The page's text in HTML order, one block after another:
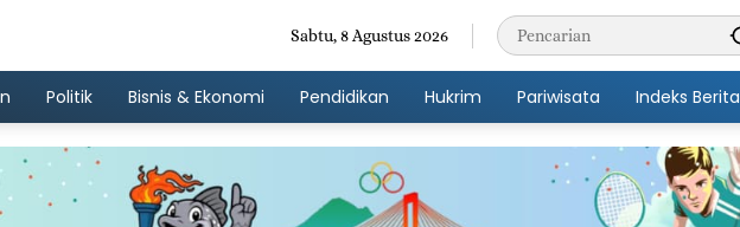
Sabtu, 8 Agustus 2026
Politik Bisnis & Ekonomi Pendidikan Hukrim Pariwisata Indeks Berita